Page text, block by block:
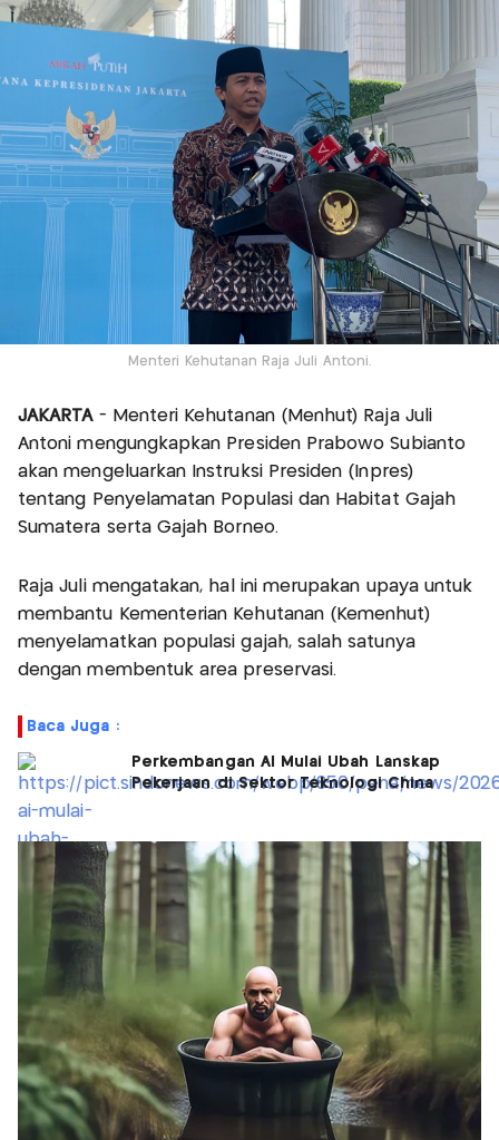
Menteri Kehutanan Raja Juli Antoni.
JAKARTA - Menteri Kehutanan (Menhut) Raja Juli
Antoni mengungkapkan Presiden Prabowo Subianto
akan mengeluarkan Instruksi Presiden (Inpres)
tentang Penyelamatan Populasi dan Habitat Gajah
Sumatera serta Gajah Borneo.
Raja Juli mengatakan, hal ini merupakan upaya untuk
membantu Kementerian Kehutanan (Kemenhut)
menyelamatkan populasi gajah, salah satunya
dengan membentuk area preservasi.
Baca Juga :
Perkembangan AI Mulai Ubah Lanskap
Pekerjaan di Sektor Teknologi China